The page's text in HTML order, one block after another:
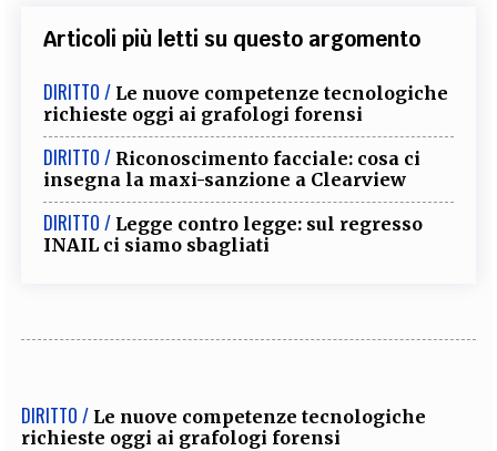
Articoli più letti su questo argomento
DIRITTO / Le nuove competenze tecnologiche
richieste oggi ai grafologi forensi
DIRITTO / Riconoscimento facciale: cosa ci
insegna la maxi-sanzione a Clearview
DIRITTO / Legge contro legge: sul regresso
INAIL ci siamo sbagliati
DIRITTO / Le nuove competenze tecnologiche
richieste oggi ai grafologi forensi